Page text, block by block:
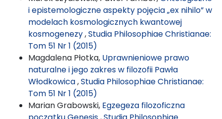
i epistemologiczne aspekty pojęcia „ex nihilo” w
modelach kosmologicznych kwantowej
kosmogenezy,Studia Philosophiae Christianae:
Tom 51 Nr 1 (2015)
Magdalena Płotka, Uprawnieniowe prawo
naturalne i jego zakres w filozofii Pawła
Włodkowica,Studia Philosophiae Christianae:
Tom 51 Nr 1 (2015)
Marian Grabowski, Egzegeza filozoficzna